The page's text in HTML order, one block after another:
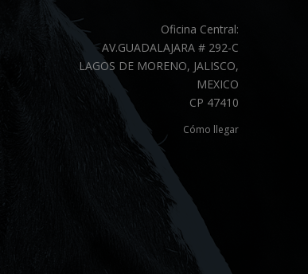
Oficina Central:
AV.GUADALAJARA # 292-C
LAGOS DE MORENO, JALISCO,
MEXICO
CP 47410
Cómo llegar